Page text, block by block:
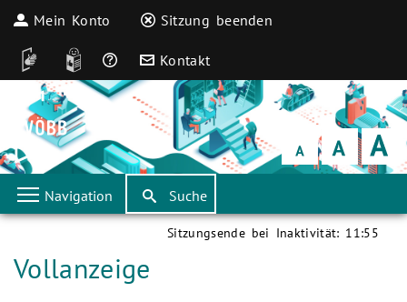
Mein Konto Sitzung beenden
DGS Leichte Sprache
Häufige Fragen
Kontakt
Schrift
klein Schrift
normal Schrift
groß
Navigation Suche
Sitzungsende bei Inaktivität: 11:55
Aktuelle Seite:
Vollanzeige